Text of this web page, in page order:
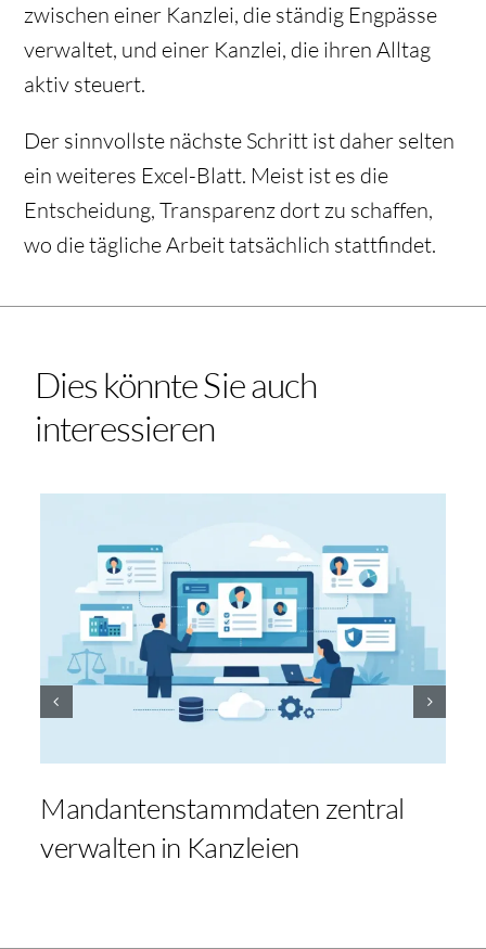
zwischen einer Kanzlei, die ständig Engpässe
verwaltet, und einer Kanzlei, die ihren Alltag
aktiv steuert.
Der sinnvollste nächste Schritt ist daher selten
ein weiteres Excel-Blatt. Meist ist es die
Entscheidung, Transparenz dort zu schaffen,
wo die tägliche Arbeit tatsächlich stattfindet.
Dies könnte Sie auch
interessieren
Mandantenstammdaten zentral
verwalten in Kanzleien